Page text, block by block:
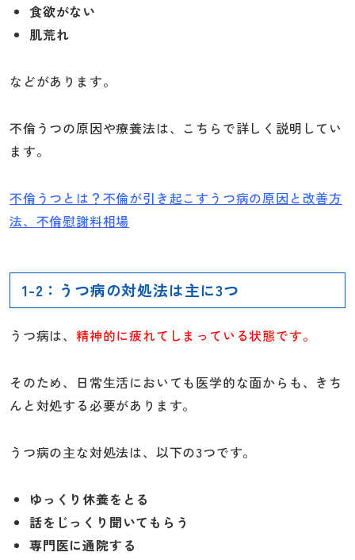
食欲がない
肌荒れ
などがあります。
不倫うつの原因や療養法は、こちらで詳しく説明してい
ます。
不倫うつとは？不倫が引き起こすうつ病の原因と改善方
法、不倫慰謝料相場
1-2：うつ病の対処法は主に3つ
うつ病は、 精神的に疲れてしまっている状態です。
そのため、日常生活においても医学的な面からも、きち
んと対処する必要があります。
うつ病の主な対処法は、以下の3つです。
ゆっくり休養をとる
話をじっくり聞いてもらう
専門医に通院する